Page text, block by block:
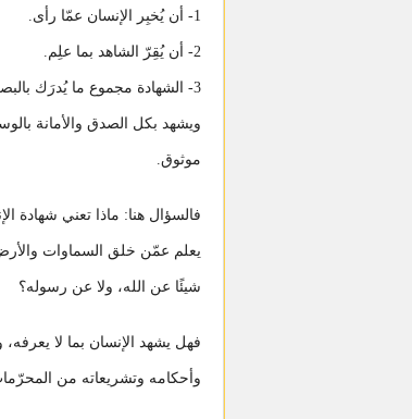
1- أن يُخبِر الإنسان عمّا رأى.
2- أن يُقِرّ الشاهد بما علِم.
3- الشهادة مجموع ما يُدرَك بالبصر والحس.
ويشهد بكل الصدق والأمانة
موثوق.
فالسؤال هنا: ماذا تعني شهادة
يعلم عمّن خلق السماوات
شيئًا عن الله، ولا عن رسوله؟
فهل يشهد الإنسان بما لا
وأحكامه وتشريعاته من